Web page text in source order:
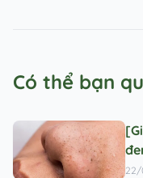
Có thể bạn
22/